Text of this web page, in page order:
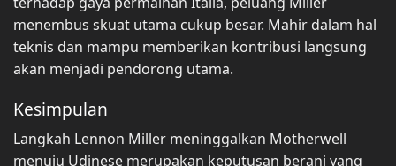
menembus skuat utama cukup besar. Mahir dalam hal
teknis dan mampu memberikan kontribusi langsung
akan menjadi pendorong utama.
Kesimpulan
Langkah Lennon Miller meninggalkan Motherwell
menuju Udinese merupakan keputusan berani yang